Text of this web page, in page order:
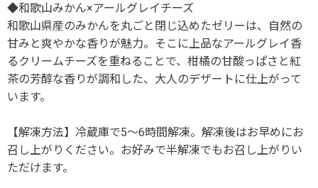
◆和歌山みかん×アールグレイチーズ
和歌山県産のみかんを丸ごと閉じ込めたゼリーは、自然の
甘みと爽やかな香りが魅力。そこに上品なアールグレイ香
るクリームチーズを重ねることで、柑橘の甘酸っぱさと紅
茶の芳醇な香りが調和した、大人のデザートに仕上がって
います。
【解凍方法】冷蔵庫で5～6時間解凍。解凍後はお早めにお
召し上がりください。お好みで半解凍でもお召し上がりい
ただけます。